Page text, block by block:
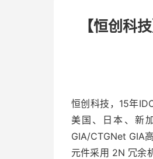
【恒创科
恒创科技，15年
美国、日本、新
GIA/CTGNet GIA
元件采用 2N 冗余